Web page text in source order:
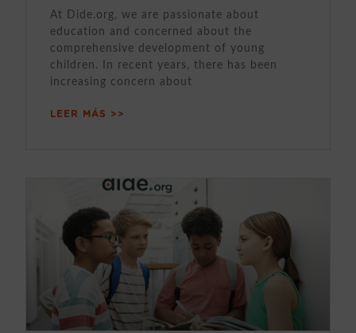
At Dide.org, we are passionate about
education and concerned about the
comprehensive development of young
children. In recent years, there has been
increasing concern about
LEER MÁS >>